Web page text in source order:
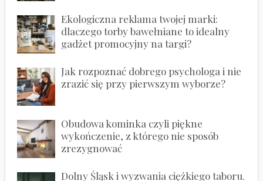
Ekologiczna reklama twojej marki:
dlaczego torby bawełniane to idealny
gadżet promocyjny na targi?
Jak rozpoznać dobrego psychologa i nie
zrazić się przy pierwszym wyborze?
Obudowa kominka czyli piękne
wykończenie, z którego nie sposób
zrezygnować
Dolny Śląsk i wyzwania ciężkiego taboru.